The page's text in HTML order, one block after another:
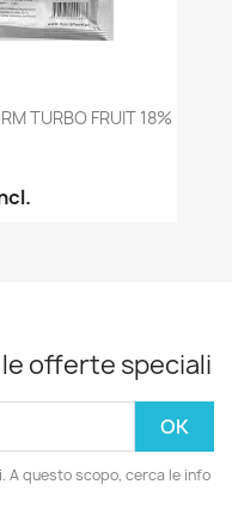
TURBO FRUIT 18%
offerte speciali
A questo scopo, cerca le info